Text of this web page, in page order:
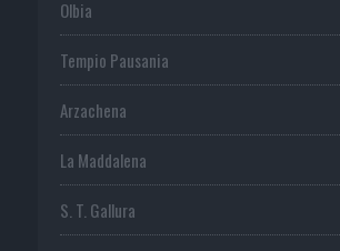
Olbia
Tempio Pausania
Arzachena
La Maddalena
S. T. Gallura